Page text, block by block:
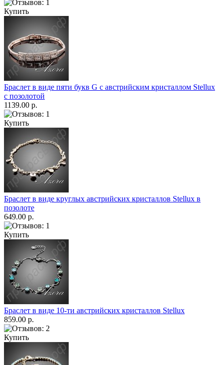
Купить
Браслет в виде пяти букв G с австрийским кристаллом Stellux
с позолотой
1139.00 р.
Купить
Браслет в виде круглых австрийских кристаллов Stellux в
позолоте
649.00 р.
Купить
Браслет в виде 10-ти австрийских кристаллов Stellux
859.00 р.
Купить